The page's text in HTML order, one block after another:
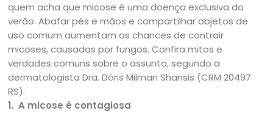
quem acha que micose é uma doença exclusiva do
verão. Abafar pés e mãos e compartilhar objetos de
uso comum aumentam as chances de contrair
micoses, causadas por fungos. Confira mitos e
verdades comuns sobre o assunto, segundo a
dermatologista Dra. Dóris Milman Shansis (CRM 20497
RS).
1.A micose é contagiosa